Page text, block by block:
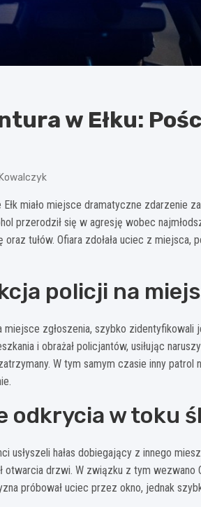
w Ełku:
miało miejsce dramatyczne zdarzenie
przerodził się w agresję wobec
oraz tułów. Ofiara zdołała uciec z
policji na
zgłoszenia, szybko zidentyfikowali
i obrażał policjantów, usiłując
W tym samym czasie inny patrol
odkrycia w toku
usłyszeli hałas dobiegający z innego
otwarcia drzwi. W związku z tym wezwano
próbował uciec przez okno, jednak